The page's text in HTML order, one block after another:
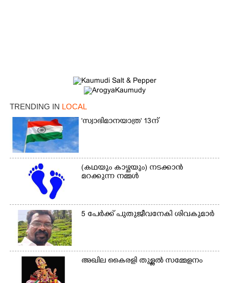
TRENDING IN LOCAL
'സ്വാഭിമാനയാത്ര' 13ന്
(കഥയും കാഴ്ചയും) നടക്കാൻ
മറക്കുന്ന നമ്മൾ
5 പേർക്ക് പുതുജീവനേകി ശിവകുമാർ
അഖില കൈരളി തുള്ളൽ സമ്മേളനം